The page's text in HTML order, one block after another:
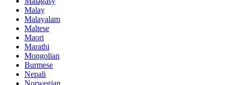
Malay
Malayalam
Maltese
Maori
Marathi
Mongolian
Burmese
Nepali
Norwegian